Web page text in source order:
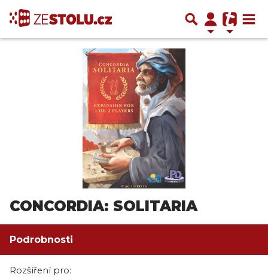
CONCORDIA: SOLITARIA
Podrobnosti
Rozšíření pro: